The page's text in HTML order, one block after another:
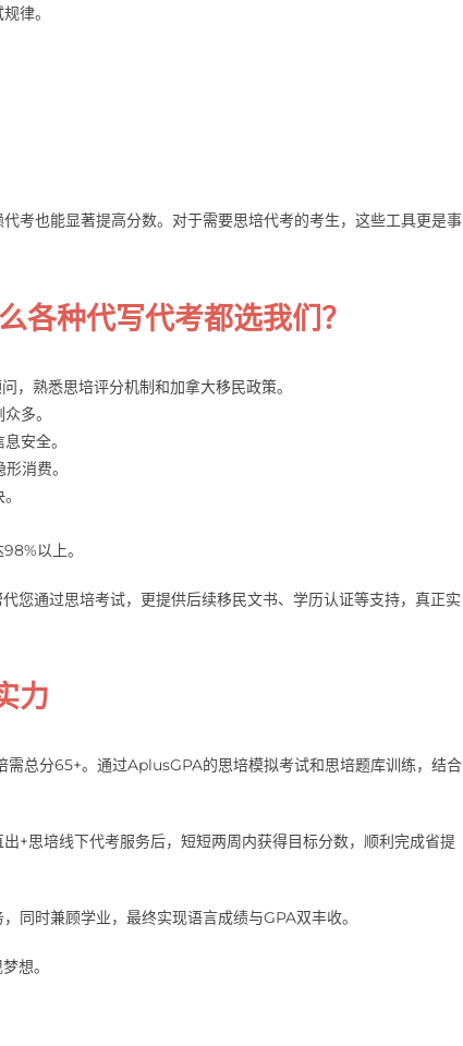
律。
考也能显著提高分数。对于需要思培代考的考生，这些工具更是事
种代写代考都选我们？
，熟悉思培评分机制和加拿大移民政策。
多。
安全。
消费。
以上。
您通过思培考试，更提供后续移民文书、学历认证等支持，真正实
力
总分65+。通过AplusGPA的思培模拟考试和思培题库训练，结合
+思培线下代考服务后，短短两周内获得目标分数，顺利完成省提
同时兼顾学业，最终实现语言成绩与GPA双丰收。
想。